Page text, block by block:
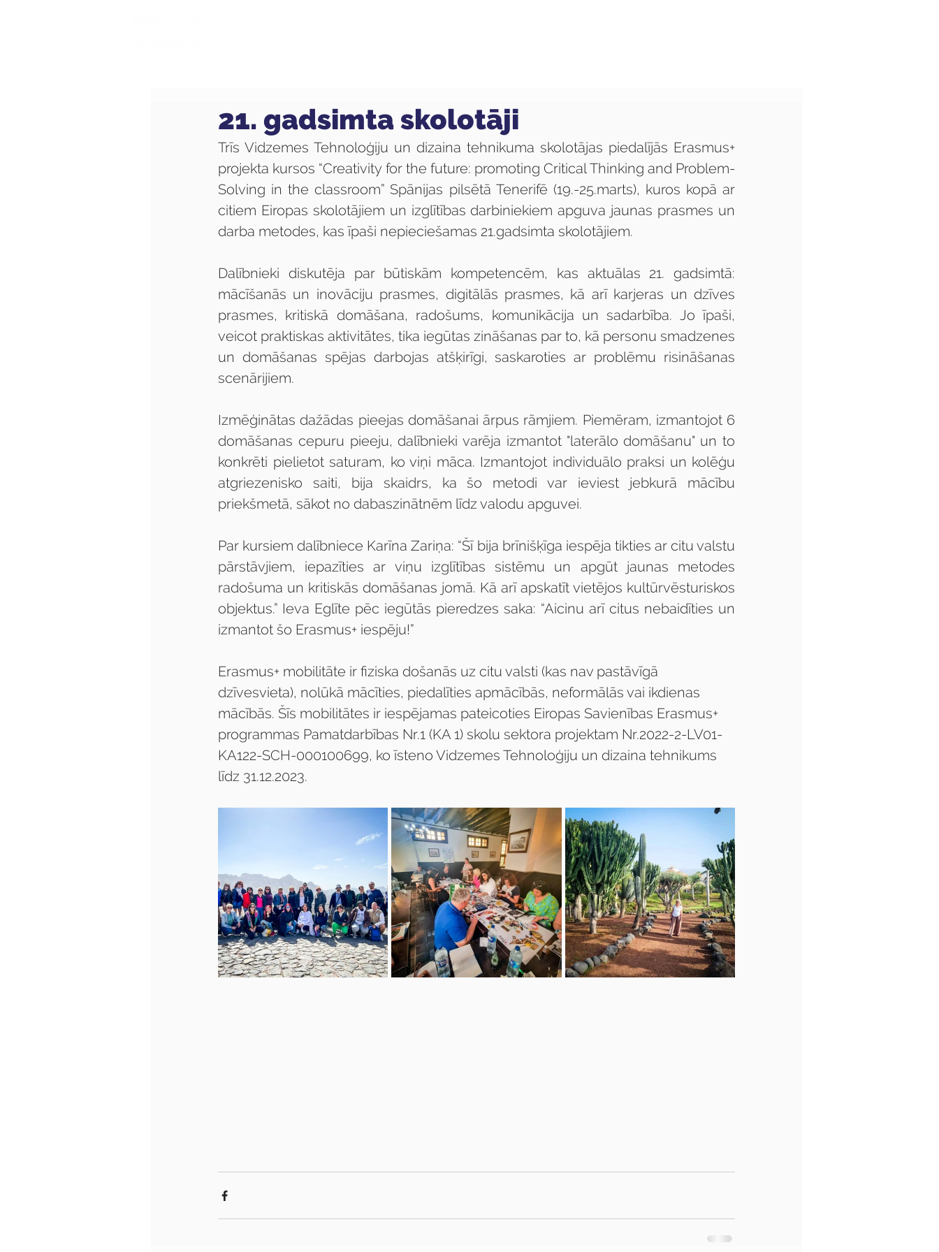
21. gadsimta skolotāji
Trīs Vidzemes Tehnoloģiju un dizaina tehnikuma skolotājas piedalījās Erasmus+
projekta kursos “Creativity for the future: promoting Critical Thinking and Problem-
Solving in the classroom​” Spānijas pilsētā Tenerifē (19.-25.marts), kuros kopā ar
citiem Eiropas skolotājiem un izglītības darbiniekiem apguva jaunas prasmes un
darba metodes, kas īpaši nepieciešamas 21.gadsimta skolotājiem.
Dalībnieki diskutēja par būtiskām kompetencēm, kas aktuālas 21. gadsimtā:
mācīšanās un inovāciju prasmes, digitālās prasmes, kā arī karjeras un dzīves
prasmes, kritiskā domāšana, radošums, komunikācija un sadarbība. Jo īpaši,
veicot praktiskas aktivitātes, tika iegūtas zināšanas par to, kā personu smadzenes
un domāšanas spējas darbojas atšķirīgi, saskaroties ar problēmu risināšanas
scenārijiem.
Izmēģinātas dažādas pieejas domāšanai ārpus rāmjiem. Piemēram, izmantojot 6
domāšanas cepuru pieeju, dalībnieki varēja izmantot "laterālo domāšanu" un to
konkrēti pielietot saturam, ko viņi māca. Izmantojot individuālo praksi un kolēģu
atgriezenisko saiti, bija skaidrs, ka šo metodi var ieviest jebkurā mācību
priekšmetā, sākot no dabaszinātnēm līdz valodu apguvei.
Par kursiem dalībniece Karīna Zariņa: “Šī bija brīnišķīga iespēja tikties ar citu valstu
pārstāvjiem, iepazīties ar viņu izglītības sistēmu un apgūt jaunas metodes
radošuma un kritiskās domāšanas jomā. Kā arī apskatīt vietējos kultūrvēsturiskos
objektus.” Ieva Eglīte pēc iegūtās pieredzes saka: “Aicinu arī citus nebaidīties un
izmantot šo Erasmus+ iespēju!”
Erasmus+ mobilitāte ir fiziska došanās uz citu valsti (kas nav pastāvīgā
dzīvesvieta), nolūkā mācīties, piedalīties apmācībās, neformālās vai ikdienas
mācībās. Šīs mobilitātes ir iespējamas pateicoties Eiropas Savienības Erasmus+
programmas Pamatdarbības Nr.1 (KA 1) skolu sektora projektam Nr.2022-2-LV01-
KA122-SCH-000100699, ko īsteno Vidzemes Tehnoloģiju un dizaina tehnikums
līdz 31.12.2023.